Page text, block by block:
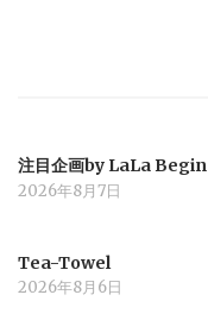
注目企画by LaLa Begin
2026年8月7日
Tea-Towel
2026年8月6日